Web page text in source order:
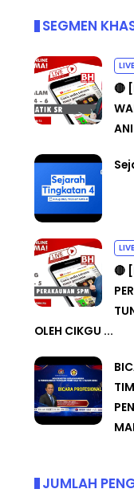
SEGMEN
LIVE
🔴
LIVE
🔴
OLEH CIKGU ...
JUMLAH